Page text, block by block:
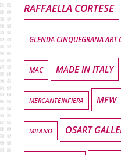
RAFFAELLA CORTESE
GLENDA CINQUEGRANA ART
MAC MADE IN ITALY
MERCANTEINFIERA MFW
MILANO OSART